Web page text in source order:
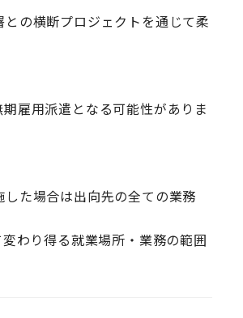
の横断プロジェクトを通じて柔
雇用派遣となる可能性がありま
た場合は出向先の全ての業務
わり得る就業場所・業務の範囲